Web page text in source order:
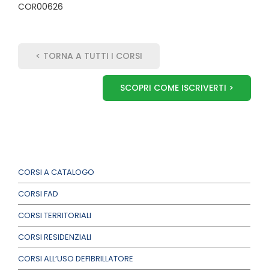
CORSI A CATALOGO
CORSI FAD
CORSI TERRITORIALI
CORSI RESIDENZIALI
CORSI ALL’USO DEFIBRILLATORE
COR00626
< TORNA A TUTTI I CORSI
SCOPRI COME ISCRIVERTI >